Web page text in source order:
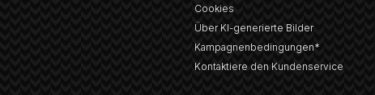
Cookies
Über KI-generierte Bilder
Kampagnenbedingungen*
Kontaktiere den Kundenservice